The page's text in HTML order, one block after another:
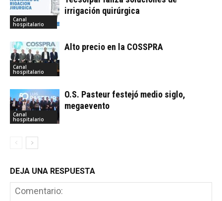
Canal
hospitalario
irrigación quirúrgica
Canal
hospitalario
Alto precio en la COSSPRA
Canal
hospitalario
O.S. Pasteur festejó medio siglo,
megaevento
DEJA UNA RESPUESTA